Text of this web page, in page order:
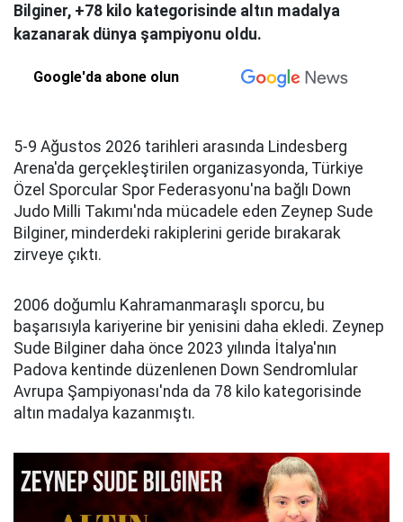
Bilginer, +78 kilo kategorisinde altın madalya
kazanarak dünya şampiyonu oldu.
Google'da abone olun
5-9 Ağustos 2026 tarihleri arasında Lindesberg
Arena'da gerçekleştirilen organizasyonda, Türkiye
Özel Sporcular Spor Federasyonu'na bağlı Down
Judo Milli Takımı'nda mücadele eden Zeynep Sude
Bilginer, minderdeki rakiplerini geride bırakarak
zirveye çıktı.
2006 doğumlu Kahramanmaraşlı sporcu, bu
başarısıyla kariyerine bir yenisini daha ekledi. Zeynep
Sude Bilginer daha önce 2023 yılında İtalya'nın
Padova kentinde düzenlenen Down Sendromlular
Avrupa Şampiyonası'nda da 78 kilo kategorisinde
altın madalya kazanmıştı.